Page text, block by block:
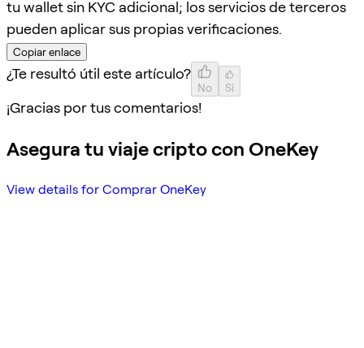
tu wallet sin KYC adicional; los servicios de terceros
pueden aplicar sus propias verificaciones.
Copiar enlace
¿Te resultó útil este artículo?
No Sí
¡Gracias por tus comentarios!
Asegura tu viaje cripto con OneKey
View details for Comprar OneKey